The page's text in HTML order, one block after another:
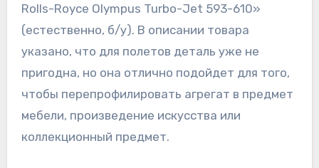
Rolls-Royce Olympus Turbo-Jet 593-610»
(естественно, б/у). В описании товара
указано, что для полетов деталь уже не
пригодна, но она отлично подойдет для того,
чтобы перепрофилировать агрегат в предмет
мебели, произведение искусства или
коллекционный предмет.